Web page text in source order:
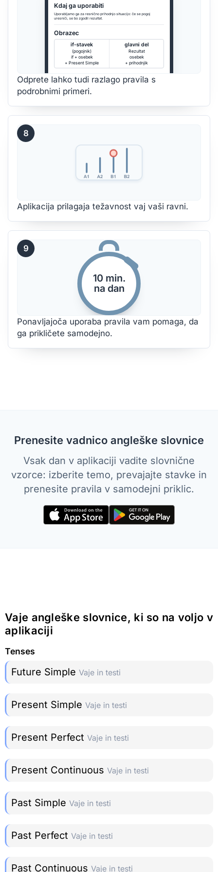
Kdaj ga uporabiti
Uporabljamo ga za resnično prihodnjo situacijo: če se pogoj
uresniči, se bo zgodil rezultat.
Obrazec
if-stavek
(pogojnik)
if + osebek
+ Present Simple
glavni del
Rezultat
osebek
+ prihodnjik
Odprete lahko tudi razlago pravila s
podrobnimi primeri.
8
Aplikacija prilagaja težavnost vaj vaši ravni.
9
10 min.
na dan
Ponavljajoča uporaba pravila vam pomaga, da
ga prikličete samodejno.
Prenesite vadnico angleške slovnice
Vsak dan v aplikaciji vadite slovnične
vzorce: izberite temo, prevajajte stavke in
prenesite pravila v samodejni priklic.
Vaje angleške slovnice, ki so na voljo v
aplikaciji
Tenses
Future Simple Vaje in testi
Present Simple Vaje in testi
Present Perfect Vaje in testi
Present Continuous Vaje in testi
Past Simple Vaje in testi
Past Perfect Vaje in testi
Past Continuous Vaje in testi